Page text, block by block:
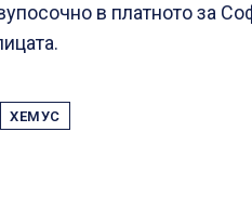
в платното за
ХЕМУС